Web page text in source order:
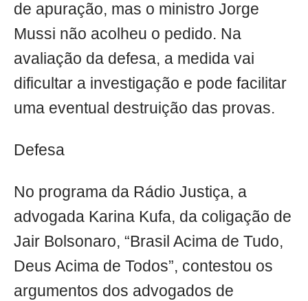
de apuração, mas o ministro Jorge
Mussi não acolheu o pedido. Na
avaliação da defesa, a medida vai
dificultar a investigação e pode facilitar
uma eventual destruição das provas.
Defesa
No programa da Rádio Justiça, a
advogada Karina Kufa, da coligação de
Jair Bolsonaro, “Brasil Acima de Tudo,
Deus Acima de Todos”, contestou os
argumentos dos advogados de